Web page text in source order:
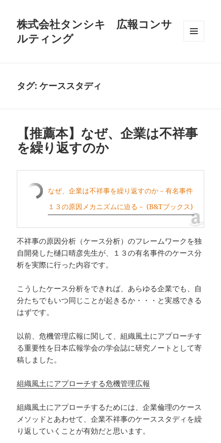
株式会社タンシキ 広報コンサ
ルティング
タグ:ケーススタディ
【推薦本】なぜ、企業は不祥事
を繰り返すのか
なぜ、企業は不祥事を繰り返すのか－有名事件
１３の原因メカニズムに迫る－ (B&Tブックス)
不祥事の原因分析（ケース分析）のフレームワークを独
自開発した樋口晴彦先生が、１３の有名事件のケース分
析を実際に行った内容です。
こうしたケース分析をできれば、あらゆる企業でも、自
分たちでもいつ同じことが起きるか・・・と実感できる
はずです。
以前、危機管理広報に関して、組織風土にアプローチす
る重要性を日本広報学会の学会誌に研究ノートとして寄
稿しました。
組織風土にアプローチする危機管理広報
組織風土にアプローチするためには、企業倫理のケース
メソッドとあわせて、企業不祥事のケーススタディを繰
り返していくことが有効だと思います。